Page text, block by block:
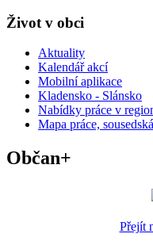
Život v obci
Aktuality
Kalendář akcí
Mobilní aplikace
Kladensko - Slánsko
Nabídky práce v
Mapa práce,
Občan+
Přejít